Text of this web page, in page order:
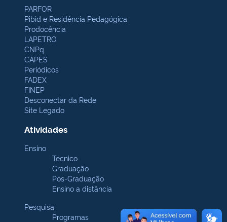
PARFOR
Pibid e Residência Pedagógica
Prodocência
LAPETRO
CNPq
CAPES
Periódicos
FADEX
FINEP
Desconectar da Rede
Site Legado
Atividades
Ensino
Técnico
Graduação
Pós-Graduação
Ensino a distância
Pesquisa
Programas